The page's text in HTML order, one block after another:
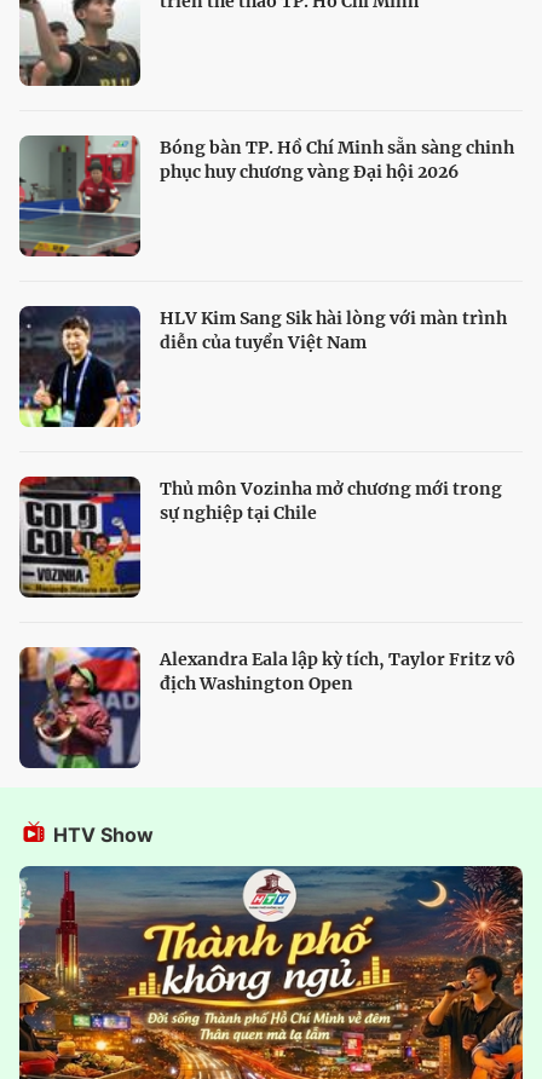
Bóng bàn TP. Hồ Chí Minh sẵn sàng chinh
phục huy chương vàng Đại hội 2026
HLV Kim Sang Sik hài lòng với màn trình
diễn của tuyển Việt Nam
Thủ môn Vozinha mở chương mới trong
sự nghiệp tại Chile
Alexandra Eala lập kỳ tích, Taylor Fritz vô
địch Washington Open
HTV Show